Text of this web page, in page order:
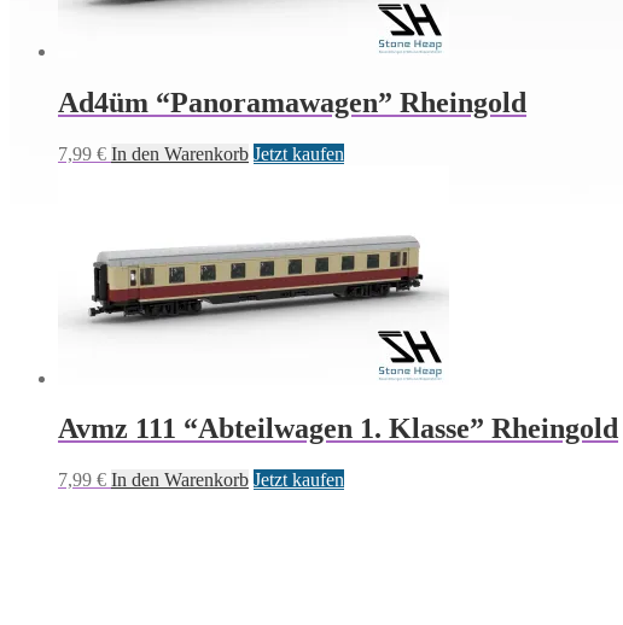
Ad4üm “Panoramawagen” Rheingold
7,99 € In den Warenkorb Jetzt kaufen
Avmz 111 “Abteilwagen 1. Klasse” Rheingold
7,99 € In den Warenkorb Jetzt kaufen